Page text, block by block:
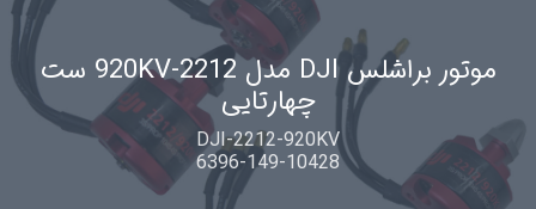
موتور براشلس DJI مدل 2212-920KV ست
چهارتایی
DJI-2212-920KV
6396-149-10428